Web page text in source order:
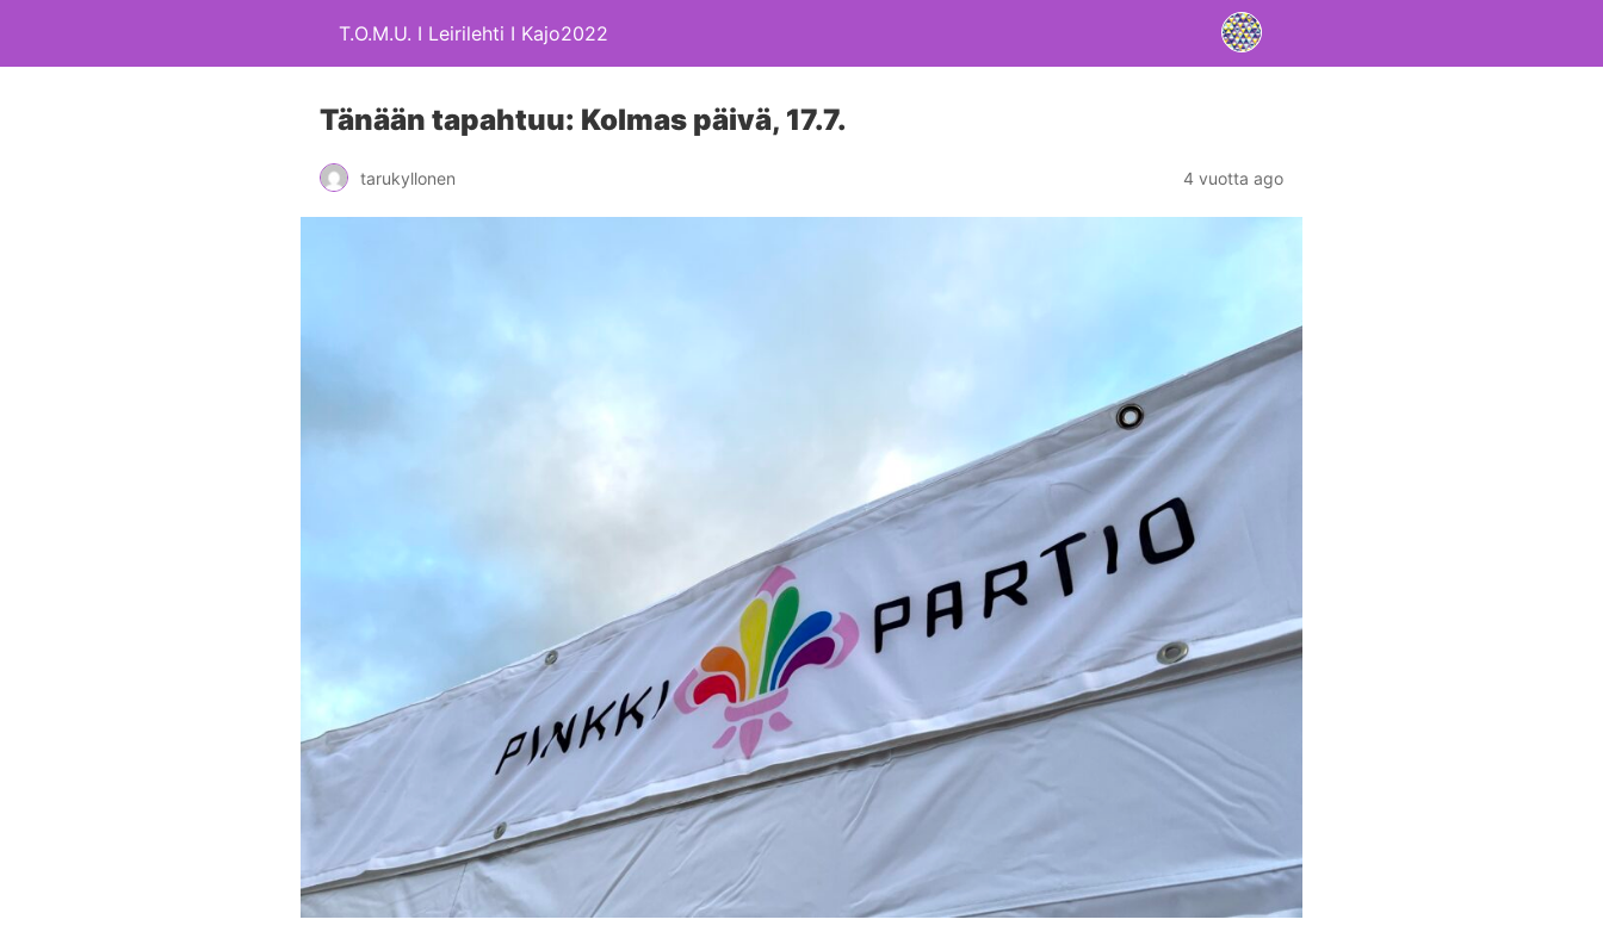
T.O.M.U. I Leirilehti I Kajo2022
Tänään tapahtuu: Kolmas päivä, 17.7.
tarukyllonen 4 vuotta ago